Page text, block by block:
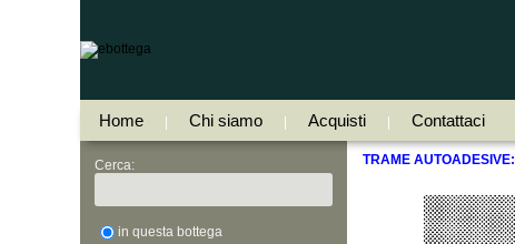
Home Chi siamo Acquisti Contattaci
Cerca:
in questa bottega
TRAME AUTOADESIVE: